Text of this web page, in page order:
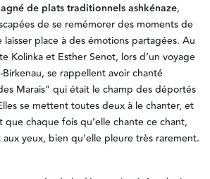
de plats traditionnels ashkénaze,
de se remémorer des moments de
place à des émotions partagées. Au
Kolinka et Esther Senot, lors d’un voyage
se rappellent avoir chanté
Marais” qui était le champ des déportés
se mettent toutes deux à le chanter, et
chaque fois qu’elle chante ce chant,
yeux, bien qu’elle pleure très rarement.